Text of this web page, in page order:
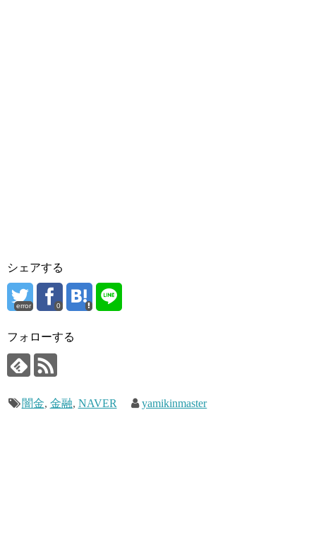
シェアする
error 0
フォローする
闇金, 金融, NAVER yamikinmaster